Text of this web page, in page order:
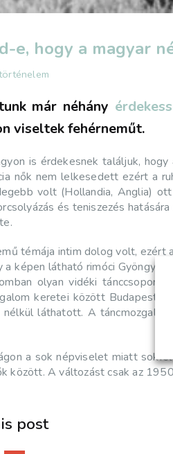
e, hogy a magyar
már néhány
viseltek fehérneműt.
is érdekesnek találjuk,
nők nem lelkesedett ezért a
volt (Hollandia, Anglia)
és teniszezés
témája intim dolog volt,
a képen látható rimóci
olyan vidéki
keretei között
nélkül láthatott. A
a sok népviselet miatt
között. A változást csak az
post